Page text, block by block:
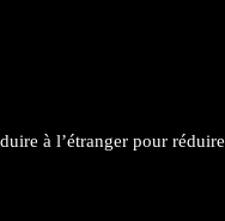
à l’étranger pour réduire